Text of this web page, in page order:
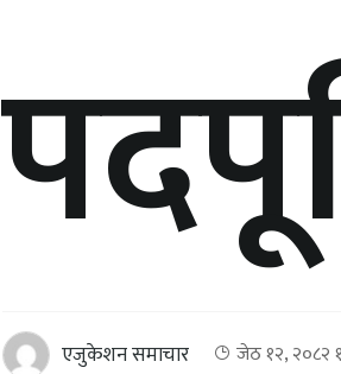
एजुकेशन समाचार जेठ १२, २०८२